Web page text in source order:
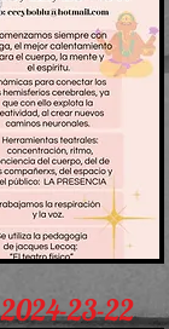
2024-23-22